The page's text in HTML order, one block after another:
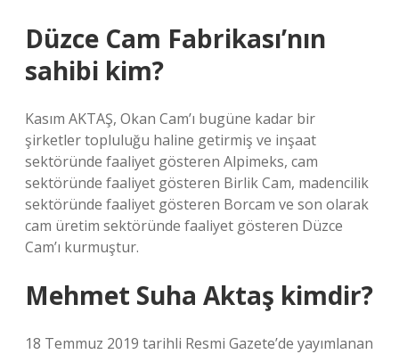
Düzce Cam Fabrikası’nın
sahibi kim?
Kasım AKTAŞ, Okan Cam’ı bugüne kadar bir
şirketler topluluğu haline getirmiş ve inşaat
sektöründe faaliyet gösteren Alpimeks, cam
sektöründe faaliyet gösteren Birlik Cam, madencilik
sektöründe faaliyet gösteren Borcam ve son olarak
cam üretim sektöründe faaliyet gösteren Düzce
Cam’ı kurmuştur.
Mehmet Suha Aktaş kimdir?
18 Temmuz 2019 tarihli Resmi Gazete’de yayımlanan